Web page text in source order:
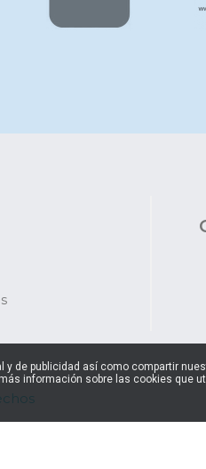
de publicidad así como compartir
información sobre las cookies que